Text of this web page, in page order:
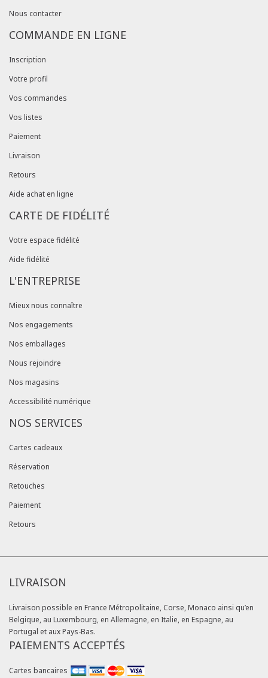
Nous contacter
COMMANDE EN LIGNE
Inscription
Votre profil
Vos commandes
Vos listes
Paiement
Livraison
Retours
Aide achat en ligne
CARTE DE FIDÉLITÉ
Votre espace fidélité
Aide fidélité
L'ENTREPRISE
Mieux nous connaître
Nos engagements
Nos emballages
Nous rejoindre
Nos magasins
Accessibilité numérique
NOS SERVICES
Cartes cadeaux
Réservation
Retouches
Paiement
Retours
LIVRAISON
Livraison possible en France Métropolitaine, Corse, Monaco ainsi qu’en
Belgique, au Luxembourg, en Allemagne, en Italie, en Espagne, au
Portugal et aux Pays-Bas.
PAIEMENTS ACCEPTÉS
Cartes bancaires